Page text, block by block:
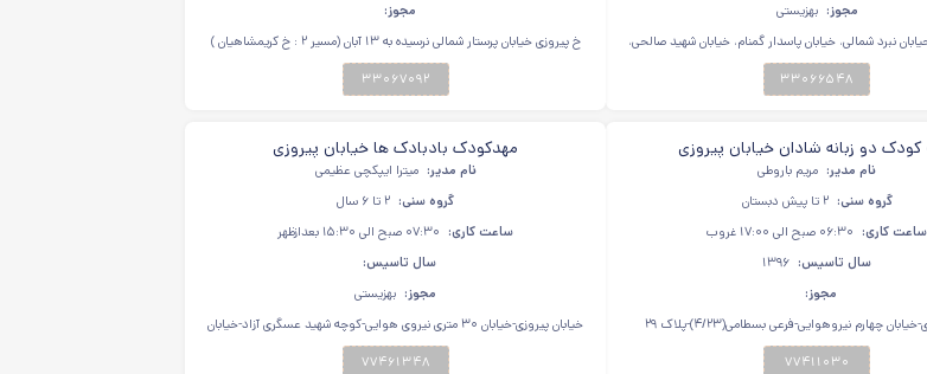
مجوز: بهزیستی
نبرد شمالی، خیابان پاسدار گمنام، خیابان شهید صالحی،
مهد یاسمن
۳۳۰۶۶۵۴۸
مجوز:
خ پیروزی خیابان پرستار شمالی نرسیده به ۱۳ آبان (مسیر ۲ : خ کریمشاهیان )
۳۳۰۶۷۰۹۲
کودک دو زبانه شادان خیابان پیروزی
نام مدیر: مریم باروطی
گروه سنی: ۲ تا پیش دبستان
ساعت کاری: ۰۶:۳۰ صبح الی ۱۷:۰۰ غروب
سال تاسیس: ۱۳۹۶
مجوز:
چهارم نیروهوایی-فرعی بسطامی(۴/۲۳)-پلاک ۲۹
۷۷۴۱۱۰۳۰
مهدکودک بادبادک ها خیابان پیروزی
نام مدیر: میترا ایپکچی عظیمی
گروه سنی: ۲ تا ۶ سال
ساعت کاری: ۰۷:۳۰ صبح الی ۱۵:۳۰ بعدازظهر
سال تاسیس:
مجوز: بهزیستی
خیابان پیروزی-خیابان ۳۰ متری نیروی هوایی-کوچه شهید عسگری آزاد-خیابان
نهم-فرعی ۹/۳۴-پلاک ۲۳
۷۷۴۶۱۳۴۸